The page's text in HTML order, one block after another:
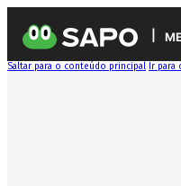
Saltar para o conteúdo principal Ir